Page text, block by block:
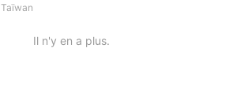
Taïwan
Il n'y en a plus.